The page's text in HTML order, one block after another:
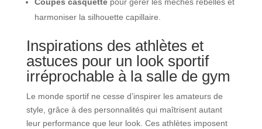
Coupes casquettepour gérer les mèches rebelles et
harmoniser la silhouette capillaire.
Inspirations des athlètes et
astuces pour un look sportif
irréprochable à la salle de gym
Le monde sportif ne cesse d’inspirer les amateurs de
style, grâce à des personnalités qui maîtrisent autant
leur performance que leur look. Ces athlètes imposent